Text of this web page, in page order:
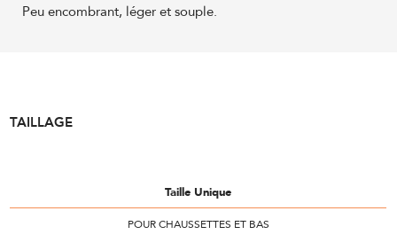
Peu encombrant, léger et souple.
TAILLAGE
Taille Unique
POUR CHAUSSETTES ET BAS